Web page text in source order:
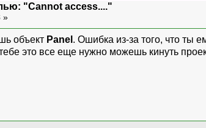
"Cannot access...."
»
объект Panel . Ошибка из-за того, что ты
это все еще нужно можешь кинуть